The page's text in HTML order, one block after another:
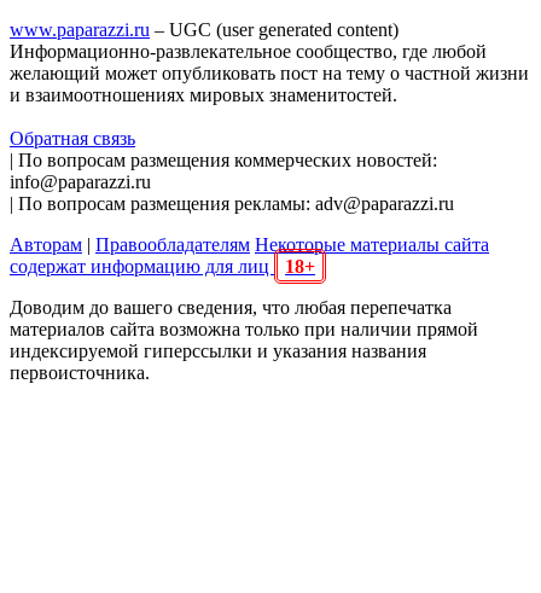
www.paparazzi.ru – UGC (user generated content)
Информационно-развлекательное сообщество, где любой
желающий может опубликовать пост на тему о частной жизни
и взаимоотношениях мировых знаменитостей.
Обратная связь
| По вопросам размещения коммерческих новостей:
info@paparazzi.ru
| По вопросам размещения рекламы: adv@paparazzi.ru
Авторам | Правообладателям Некоторые материалы сайта
содержат информацию для лиц
18+
Доводим до вашего сведения, что любая перепечатка
материалов сайта возможна только при наличии прямой
индексируемой гиперссылки и указания названия
первоисточника.